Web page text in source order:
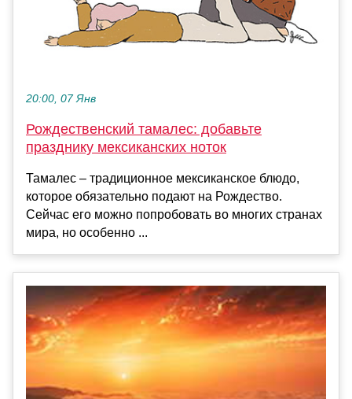
20:00, 07 Янв
Рождественский тамалес: добавьте
празднику мексиканских ноток
Тамалес – традиционное мексиканское блюдо,
которое обязательно подают на Рождество.
Сейчас его можно попробовать во многих странах
мира, но особенно ...